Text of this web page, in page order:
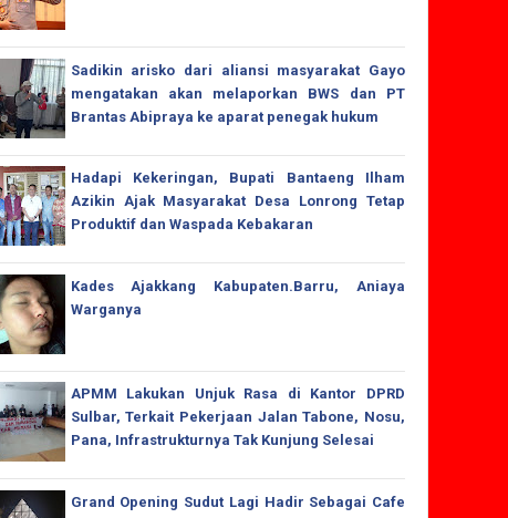
Sadikin arisko dari aliansi masyarakat Gayo
mengatakan akan melaporkan BWS dan PT
Brantas Abipraya ke aparat penegak hukum
Hadapi Kekeringan, Bupati Bantaeng Ilham
Azikin Ajak Masyarakat Desa Lonrong Tetap
Produktif dan Waspada Kebakaran
Kades Ajakkang Kabupaten.Barru, Aniaya
Warganya
APMM Lakukan Unjuk Rasa di Kantor DPRD
Sulbar, Terkait Pekerjaan Jalan Tabone, Nosu,
Pana, Infrastrukturnya Tak Kunjung Selesai
Grand Opening Sudut Lagi Hadir Sebagai Cafe